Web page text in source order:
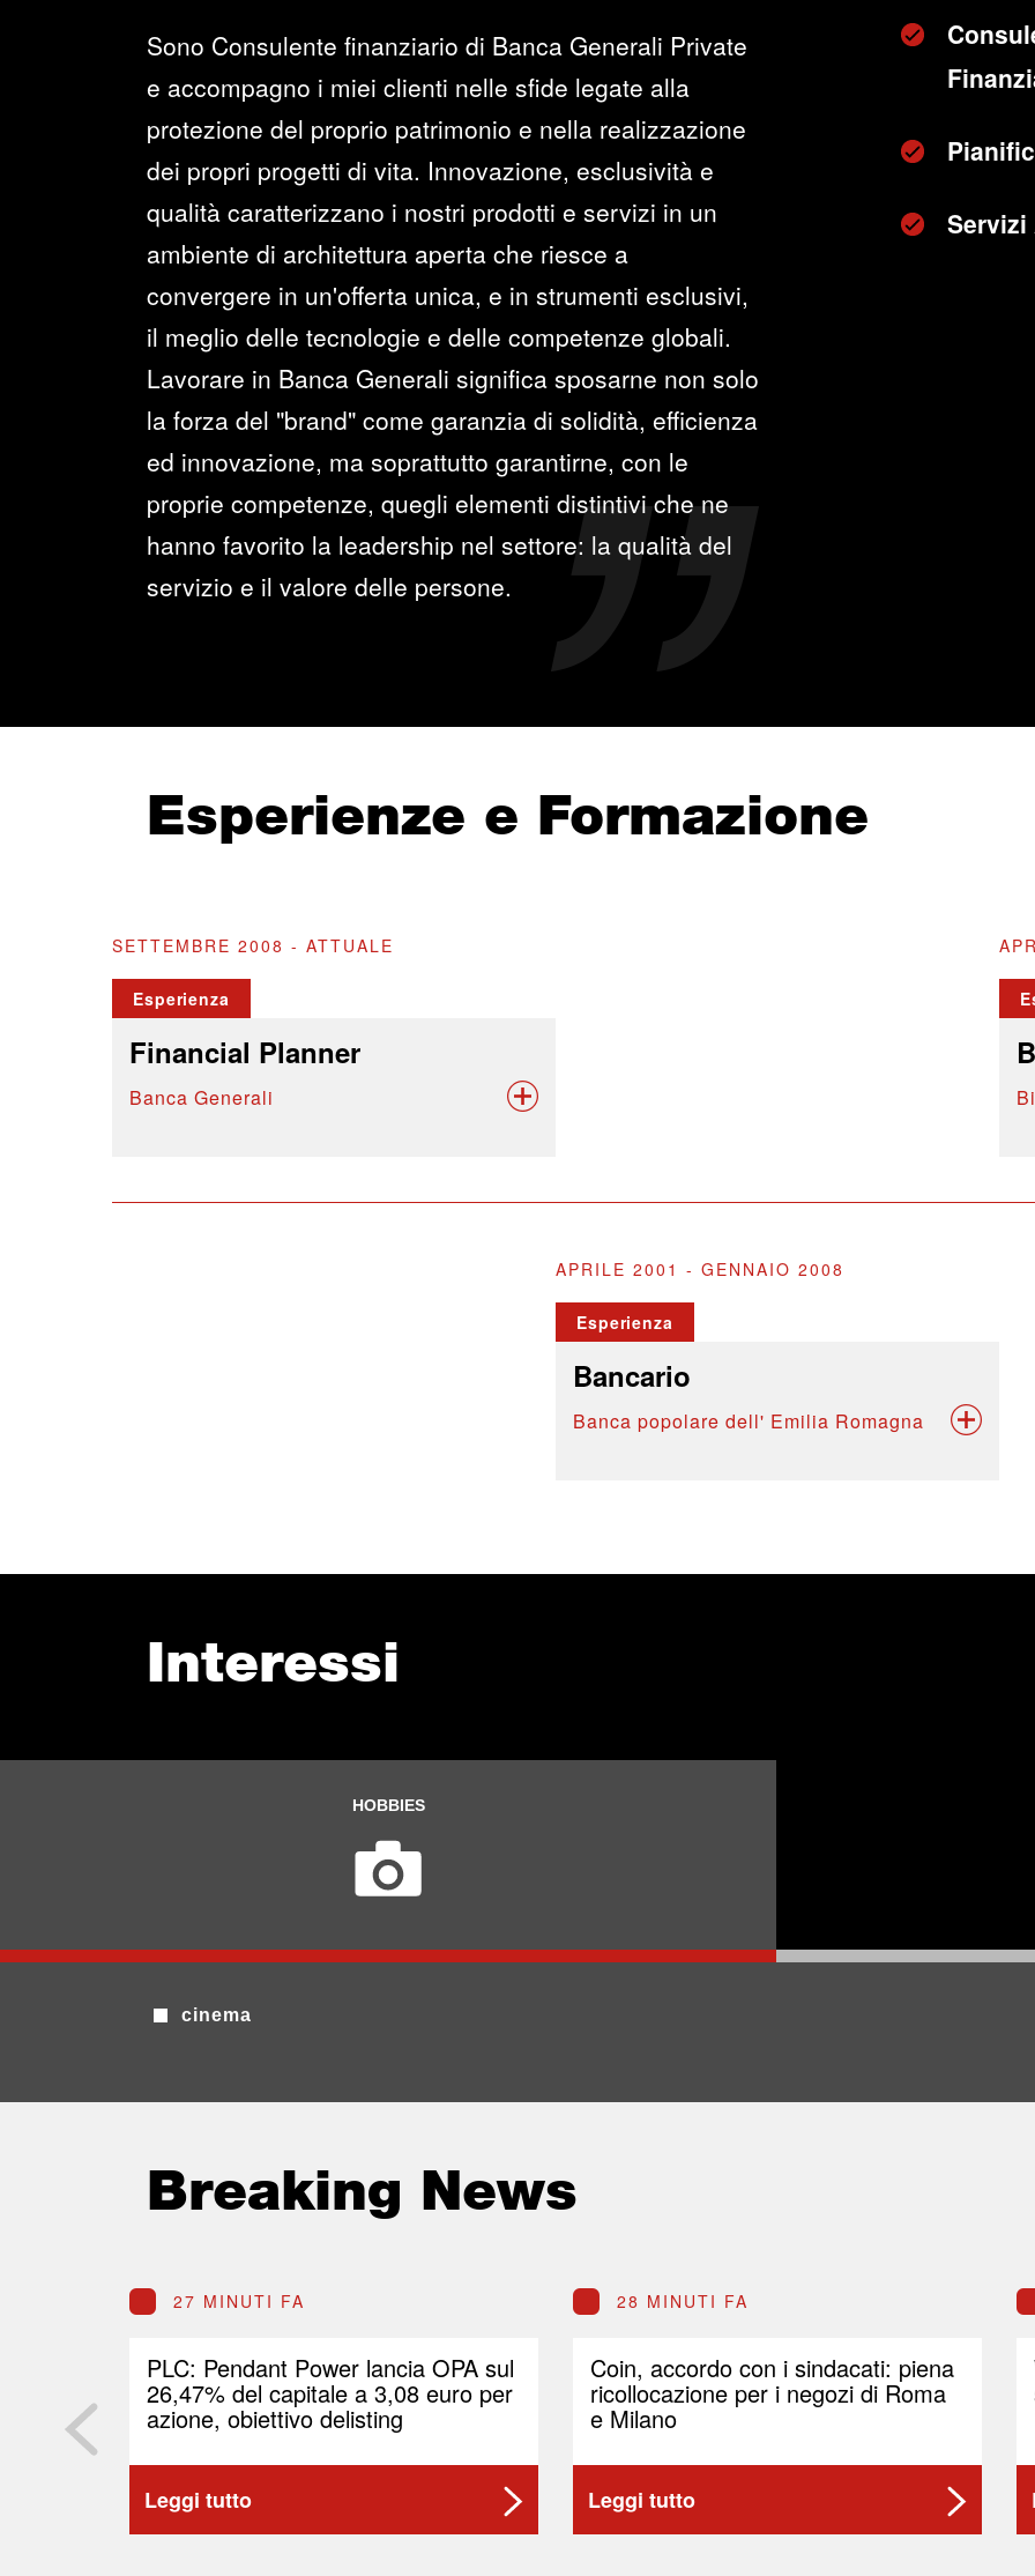
Sono Consulente finanziario di Banca Generali Private
e accompagno i miei clienti nelle sfide legate alla
protezione del proprio patrimonio e nella realizzazione
dei propri progetti di vita. Innovazione, esclusività e
qualità caratterizzano i nostri prodotti e servizi in un
ambiente di architettura aperta che riesce a
convergere in un'offerta unica, e in strumenti esclusivi,
il meglio delle tecnologie e delle competenze globali.
Lavorare in Banca Generali significa sposarne non solo
la forza del "brand" come garanzia di solidità, efficienza
ed innovazione, ma soprattutto garantirne, con le
proprie competenze, quegli elementi distintivi che ne
hanno favorito la leadership nel settore: la qualità del
servizio e il valore delle persone.
Esperienze e Formazione
SETTEMBRE 2008 - ATTUALE
Esperienza
Financial Planner
Banca Generali
APRILE 2001 - GENNAIO 2008
Esperienza
Bancario
Banca popolare dell' Emilia Romagna
Interessi
HOBBIES
cinema
Breaking News
27 MINUTI FA
PLC: Pendant Power lancia OPA sul
26,47% del capitale a 3,08 euro per
azione, obiettivo delisting
Leggi tutto
28 MINUTI FA
Coin, accordo con i sindacati: piena
ricollocazione per i negozi di Roma
e Milano
Leggi tutto